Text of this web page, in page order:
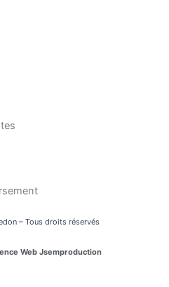
– Tous droits réservés
Web Jsemproduction